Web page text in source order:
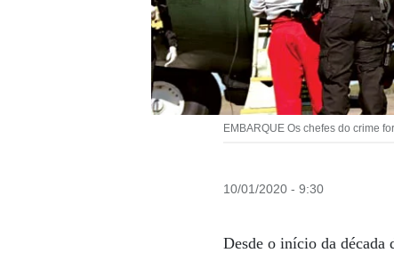
EMBARQUE Os chefes do crime
10/01/2020 - 9:30
Desde o início da década